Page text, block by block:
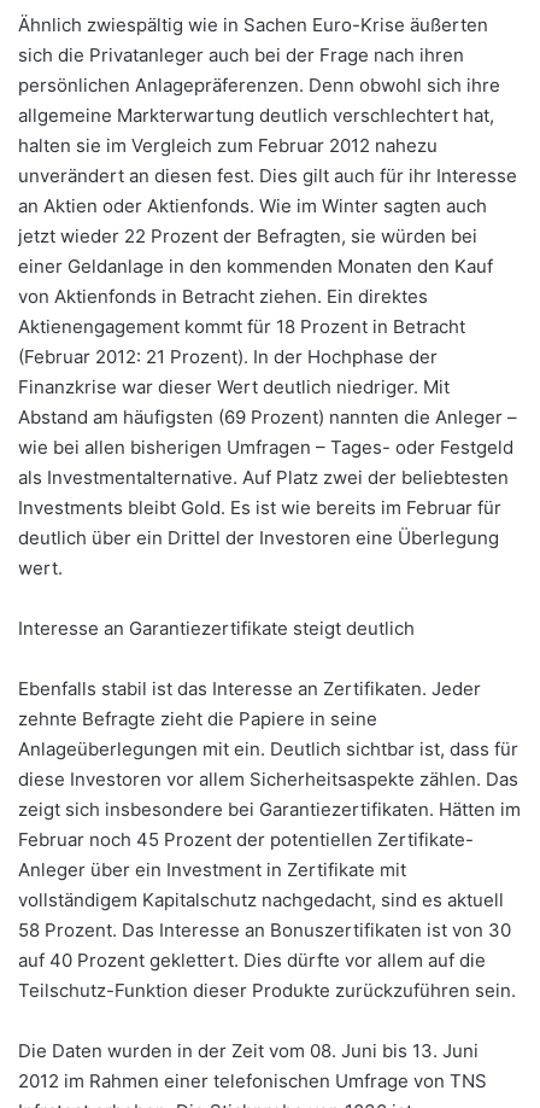
Ähnlich zwiespältig wie in Sachen Euro-Krise äußerten
sich die Privatanleger auch bei der Frage nach ihren
persönlichen Anlagepräferenzen. Denn obwohl sich ihre
allgemeine Markterwartung deutlich verschlechtert hat,
halten sie im Vergleich zum Februar 2012 nahezu
unverändert an diesen fest. Dies gilt auch für ihr Interesse
an Aktien oder Aktienfonds. Wie im Winter sagten auch
jetzt wieder 22 Prozent der Befragten, sie würden bei
einer Geldanlage in den kommenden Monaten den Kauf
von Aktienfonds in Betracht ziehen. Ein direktes
Aktienengagement kommt für 18 Prozent in Betracht
(Februar 2012: 21 Prozent). In der Hochphase der
Finanzkrise war dieser Wert deutlich niedriger. Mit
Abstand am häufigsten (69 Prozent) nannten die Anleger –
wie bei allen bisherigen Umfragen – Tages- oder Festgeld
als Investmentalternative. Auf Platz zwei der beliebtesten
Investments bleibt Gold. Es ist wie bereits im Februar für
deutlich über ein Drittel der Investoren eine Überlegung
wert.
Interesse an Garantiezertifikate steigt deutlich
Ebenfalls stabil ist das Interesse an Zertifikaten. Jeder
zehnte Befragte zieht die Papiere in seine
Anlageüberlegungen mit ein. Deutlich sichtbar ist, dass für
diese Investoren vor allem Sicherheitsaspekte zählen. Das
zeigt sich insbesondere bei Garantiezertifikaten. Hätten im
Februar noch 45 Prozent der potentiellen Zertifikate-
Anleger über ein Investment in Zertifikate mit
vollständigem Kapitalschutz nachgedacht, sind es aktuell
58 Prozent. Das Interesse an Bonuszertifikaten ist von 30
auf 40 Prozent geklettert. Dies dürfte vor allem auf die
Teilschutz-Funktion dieser Produkte zurückzuführen sein.
Die Daten wurden in der Zeit vom 08. Juni bis 13. Juni
2012 im Rahmen einer telefonischen Umfrage von TNS